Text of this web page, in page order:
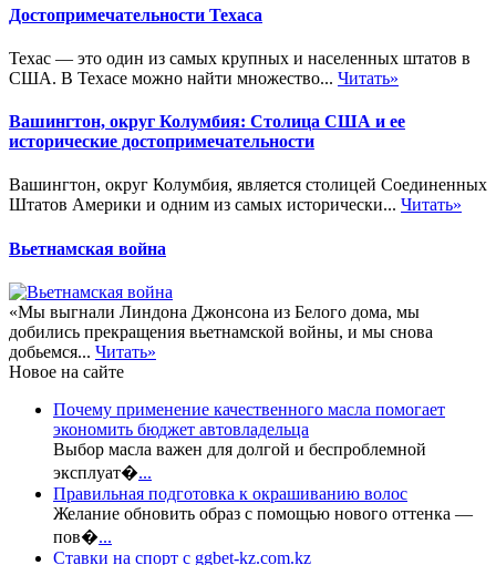
Достопримечательности Техаса
Техас — это один из самых крупных и населенных штатов в
США. В Техасе можно найти множество... Читать»
Вашингтон, округ Колумбия: Столица США и ее
исторические достопримечательности
Вашингтон, округ Колумбия, является столицей Соединенных
Штатов Америки и одним из самых исторически... Читать»
Вьетнамская война
«Мы выгнали Линдона Джонсона из Белого дома, мы
добились прекращения вьетнамской войны, и мы снова
добьемся... Читать»
Новое на сайте
Почему применение качественного масла помогает
экономить бюджет автовладельца
Выбор масла важен для долгой и беспроблемной
эксплуат�...
Правильная подготовка к окрашиванию волос
Желание обновить образ с помощью нового оттенка —
пов�...
Ставки на спорт с ggbet-kz.com.kz